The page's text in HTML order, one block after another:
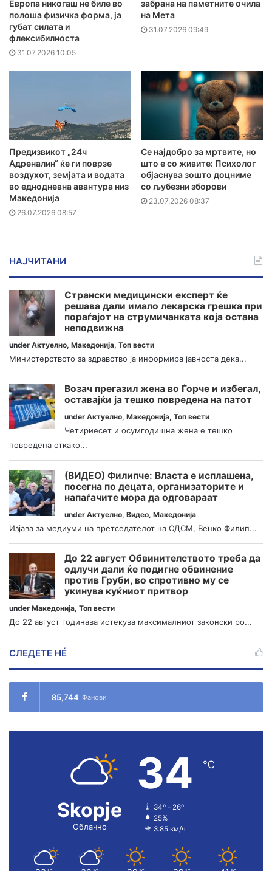
Европа никогаш не биле во
полоша физичка форма, ја
губат силата и
флексибилноста
31.07.2026 10:05
забрана на паметните очила
на Мета
31.07.2026 09:49
Предизвикот „24ч
Адреналин“ ќе ги поврзе
воздухот, земјата и водата
во еднодневна авантура низ
Македонија
26.07.2026 08:57
Се најдобро за мртвите, но
што е со живите: Психолог
објаснува зошто доцниме
со љубезни зборови
23.07.2026 08:37
НАЈЧИТАНИ
Странски медицински експерт ќе
решава дали имало лекарска грешка при
пораѓајот на струмичанката која остана
неподвижна
under Актуелно, Македонија, Топ вести
Министерството за здравство ја информира јавноста дека...
Возач прегазил жена во Ѓорче и избегал,
оставајќи ја тешко повредена на патот
under Актуелно, Македонија, Топ вести
Четириесет и осумгодишна жена е тешко
повредена откако...
(ВИДЕО) Филипче: Власта е исплашена,
посегна по децата, организаторите и
напаѓачите мора да одговараат
under Актуелно, Видео, Македонија
Изјава за медиуми на претседателот на СДСМ, Венко Филип...
До 22 август Обвинителството треба да
одлучи дали ќе подигне обвинение
против Груби, во спротивно му се
укинува куќниот притвор
under Македонија, Топ вести
До 22 август годинава истекува максималниот законски ро...
СЛЕДЕТЕ НÉ
85,744 Фанови
Skopje
Облачно
34 ℃
34º - 26º
25%
3.85 км/ч